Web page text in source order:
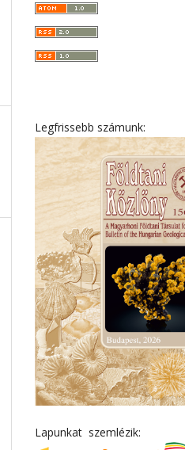
Legfrissebb számunk:
Lapunkat szemlézik: